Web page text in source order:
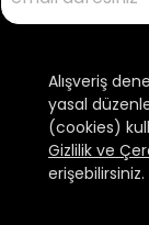
Alışveriş
yasal
(cookies)
Gizlilik ve
erişebilirsiniz.